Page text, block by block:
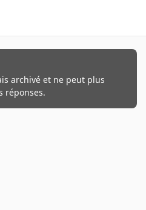
archivé et ne peut plus
réponses.